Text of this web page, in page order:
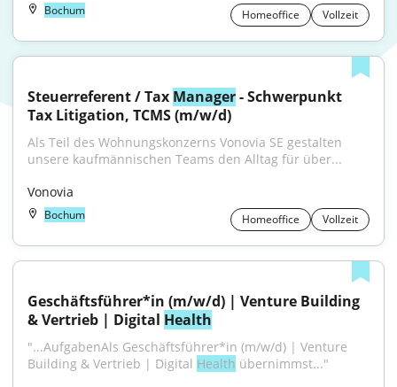
Bochum Homeoffice Vollzeit
Steuerreferent / Tax Manager - Schwerpunkt
Tax Litigation, TCMS (m/w/d)
Als Teil des Wohnungskonzerns Vonovia SE gestalten
unsere kaufmännischen Teams den Alltag für über...
Vonovia
Bochum Homeoffice Vollzeit
Geschäftsführer*in (m/w/d) | Venture Building
& Vertrieb | Digital Health
"...AufgabenAls Geschäftsführer*in (m/w/d) | Venture
Building & Vertrieb | Digital Health übernimmst..."